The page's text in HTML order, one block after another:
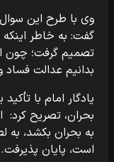
وی با طرح این
گفت: به خاطر
تصمیم گرفت؛ چون
بدانیم عدالت
یادگار امام با
بحران، تصریح کرد:
به بحران بکشد،
است، پایان